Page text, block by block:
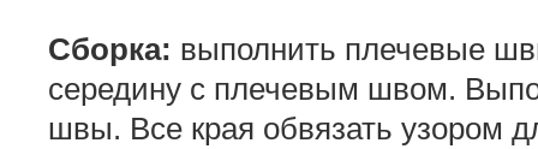
Сборка: выполнить плечевые
середину с плечевым швом.
швы. Все края обвязать узором